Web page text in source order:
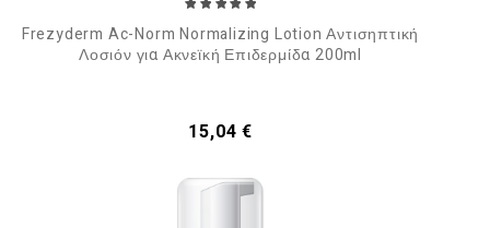
Frezyderm Ac-Norm Normalizing Lotion Αντισηπτική
Λοσιόν για Ακνεϊκή Επιδερμίδα 200ml
Τιμή
15,04 €